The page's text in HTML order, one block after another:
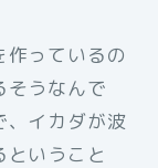
作っているの
そうなんで
、イカダが波
いうこと